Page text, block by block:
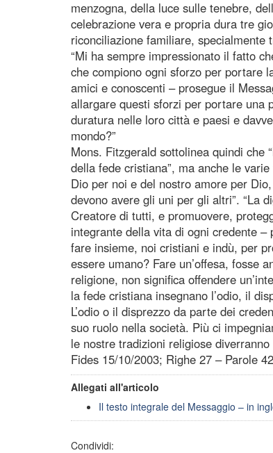
menzogna, della luce sulle tenebre,
celebrazione vera e propria dura tre
riconciliazione familiare, specialmente
“Mi ha sempre impressionato il fatto
che compiono ogni sforzo per portare
amici e conoscenti – prosegue il
allargare questi sforzi per portare una
duratura nelle loro città e paesi e
mondo?”
Mons. Fitzgerald sottolinea quindi che
della fede cristiana”, ma anche le
Dio per noi e del nostro amore per
devono avere gli uni per gli altri”. “La
Creatore di tutti, e promuovere,
integrante della vita di ogni credente
fare insieme, noi cristiani e indù, per
essere umano? Fare un’offesa, fosse
religione, non significa offendere
la fede cristiana insegnano l’odio, il
L’odio o il disprezzo da parte dei
suo ruolo nella società. Più ci
le nostre tradizioni religiose
Fides 15/10/2003; Righe 27 – Parole
Allegati all'articolo
Il testo integrale del Messaggio – in
Condividi: